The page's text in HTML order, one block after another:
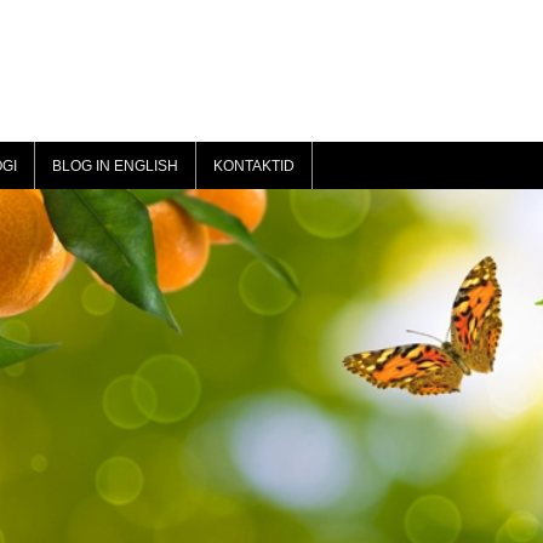
BLOG IN ENGLISH KONTAKTID